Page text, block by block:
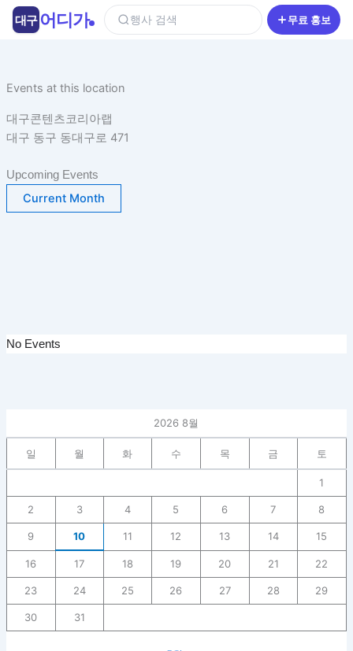
건
뛰
기
Events at this location
대구콘텐츠코리아랩
대구 동구 동대구로 471
Upcoming Events
Current Month
No Events
2026 8월
일 월 화 수 목 금 토
1
2 3 4 5 6 7 8
9 10 11 12 13 14 15
16 17 18 19 20 21 22
23 24 25 26 27 28 29
30 31
대구 어디가 행사 검색 무료 홍보